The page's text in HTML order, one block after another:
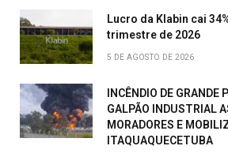
Lucro da Klabin cai
trimestre de 2026
5 DE AGOSTO DE 2026
INCÊNDIO DE GRANDE
GALPÃO INDUSTRIAL
MORADORES E
ITAQUAQUECETUBA